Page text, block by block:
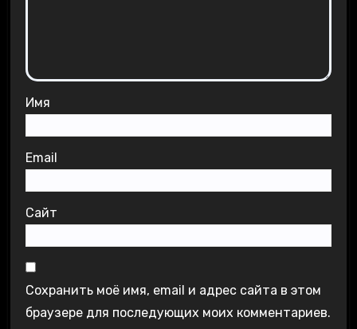
Имя
Email
Сайт
Сохранить моё имя, email и адрес сайта в этом
браузере для последующих моих комментариев.